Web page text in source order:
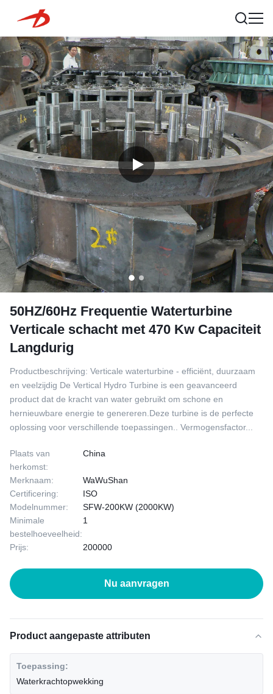
50HZ/60Hz Frequentie Waterturbine
Verticale schacht met 470 Kw Capaciteit
Langdurig
Productbeschrijving: Verticale waterturbine - efficiënt, duurzaam
en veelzijdig De Vertical Hydro Turbine is een geavanceerd
product dat de kracht van water gebruikt om schone en
hernieuwbare energie te genereren.Deze turbine is de perfecte
oplossing voor verschillende toepassingen.. Vermogensfactor...
Plaats van
herkomst:
China
Merknaam:
WaWuShan
Certificering:
ISO
Modelnummer:
SFW-200KW (2000KW)
Minimale
bestelhoeveelheid:
1
Prijs: 200000
Nu aanvragen
Product aangepaste attributen
Toepassing:
Waterkrachtopwekking